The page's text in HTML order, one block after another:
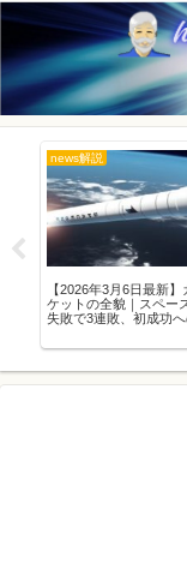
news解説
【2026年3月6日最新】
ケットの全貌｜スペー
失敗で3連敗、初成功へ
説